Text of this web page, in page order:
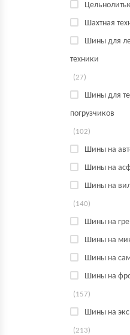
Шахтная
Шины для
техники
(27)
Шины для
погрузчиков
(102)
Шины на
Шины на
Шины на
(140)
Шины на
Шины на
Шины на
Шины на
(157)
Шины на
(213)